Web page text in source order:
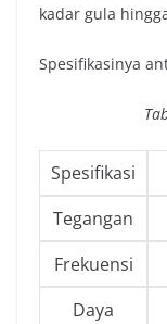
kadar gula
Spesifikasinya
Spesifikasi
Tegangan
Frekuensi
Daya